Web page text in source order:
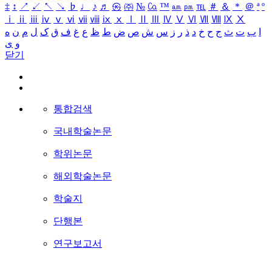
‡ ↕ ↗ ↙ ↖ ↘ ♭ ♩ ♪ ♬ ㉿ ㈜ № ㏇ ™ ㏂ ㏘ ℡ ＃ ＆ ＊ ＠ ª º
ⅰ
ⅱ ⅲ ⅳ ⅴ ⅵ ⅶ ⅷ ⅸ ⅹ Ⅳ Ⅴ Ⅵ Ⅶ Ⅷ Ⅸ Ⅹ
ب ت ث ج ح خ د ذ ر ز س ش ص ض ط ظ ع غ ف ق ک ل م ن ه
و ی
닫기
통합검색
국내학술논문
학위논문
해외학술논문
학술지
단행본
연구보고서